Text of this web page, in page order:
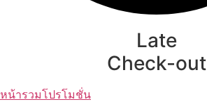
Late
Check-out
หน้ารวมโปรโมชั่น